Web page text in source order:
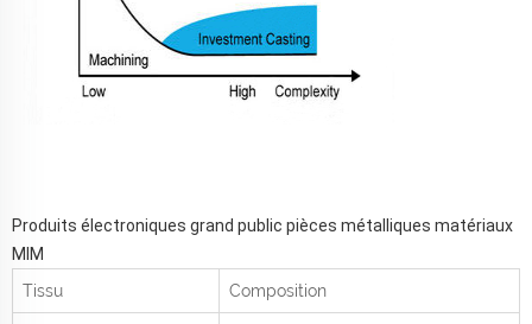
Produits électroniques grand public pièces métalliques matériaux
MIM
Tissu
Composition